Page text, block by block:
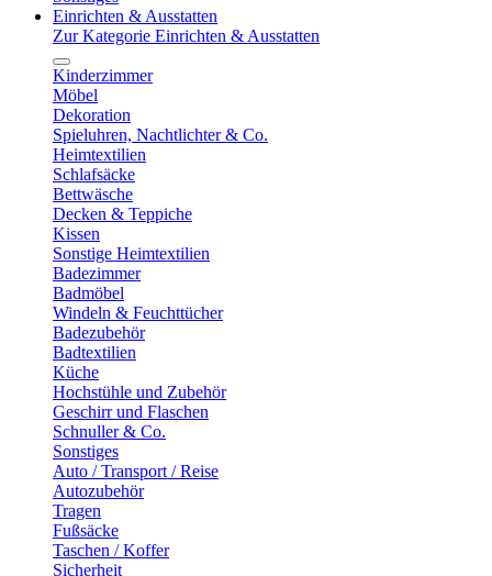
Einrichten & Ausstatten
Zur Kategorie Einrichten & Ausstatten
Kinderzimmer
Möbel
Dekoration
Spieluhren, Nachtlichter & Co.
Heimtextilien
Schlafsäcke
Bettwäsche
Decken & Teppiche
Kissen
Sonstige Heimtextilien
Badezimmer
Badmöbel
Windeln & Feuchttücher
Badezubehör
Badtextilien
Küche
Hochstühle und Zubehör
Geschirr und Flaschen
Schnuller & Co.
Sonstiges
Auto / Transport / Reise
Autozubehör
Tragen
Fußsäcke
Taschen / Koffer
Sicherheit